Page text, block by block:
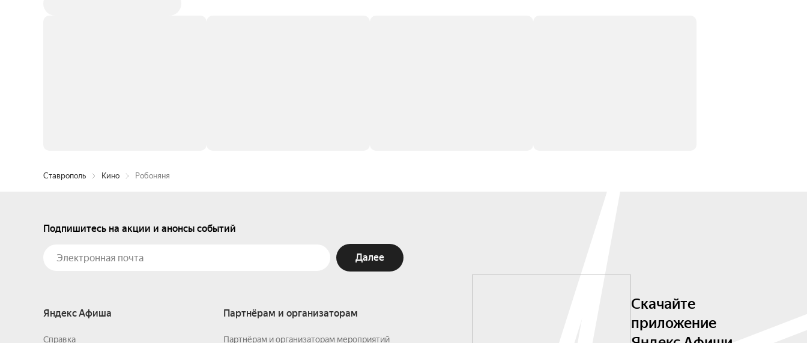
Ставрополь Кино Робоняня
Подпишитесь на акции и анонсы событий
Далее
Яндекс Афиша
Справка
Партнёрам и организаторам
Партнёрам и организаторам мероприятий
Скачайте
приложение